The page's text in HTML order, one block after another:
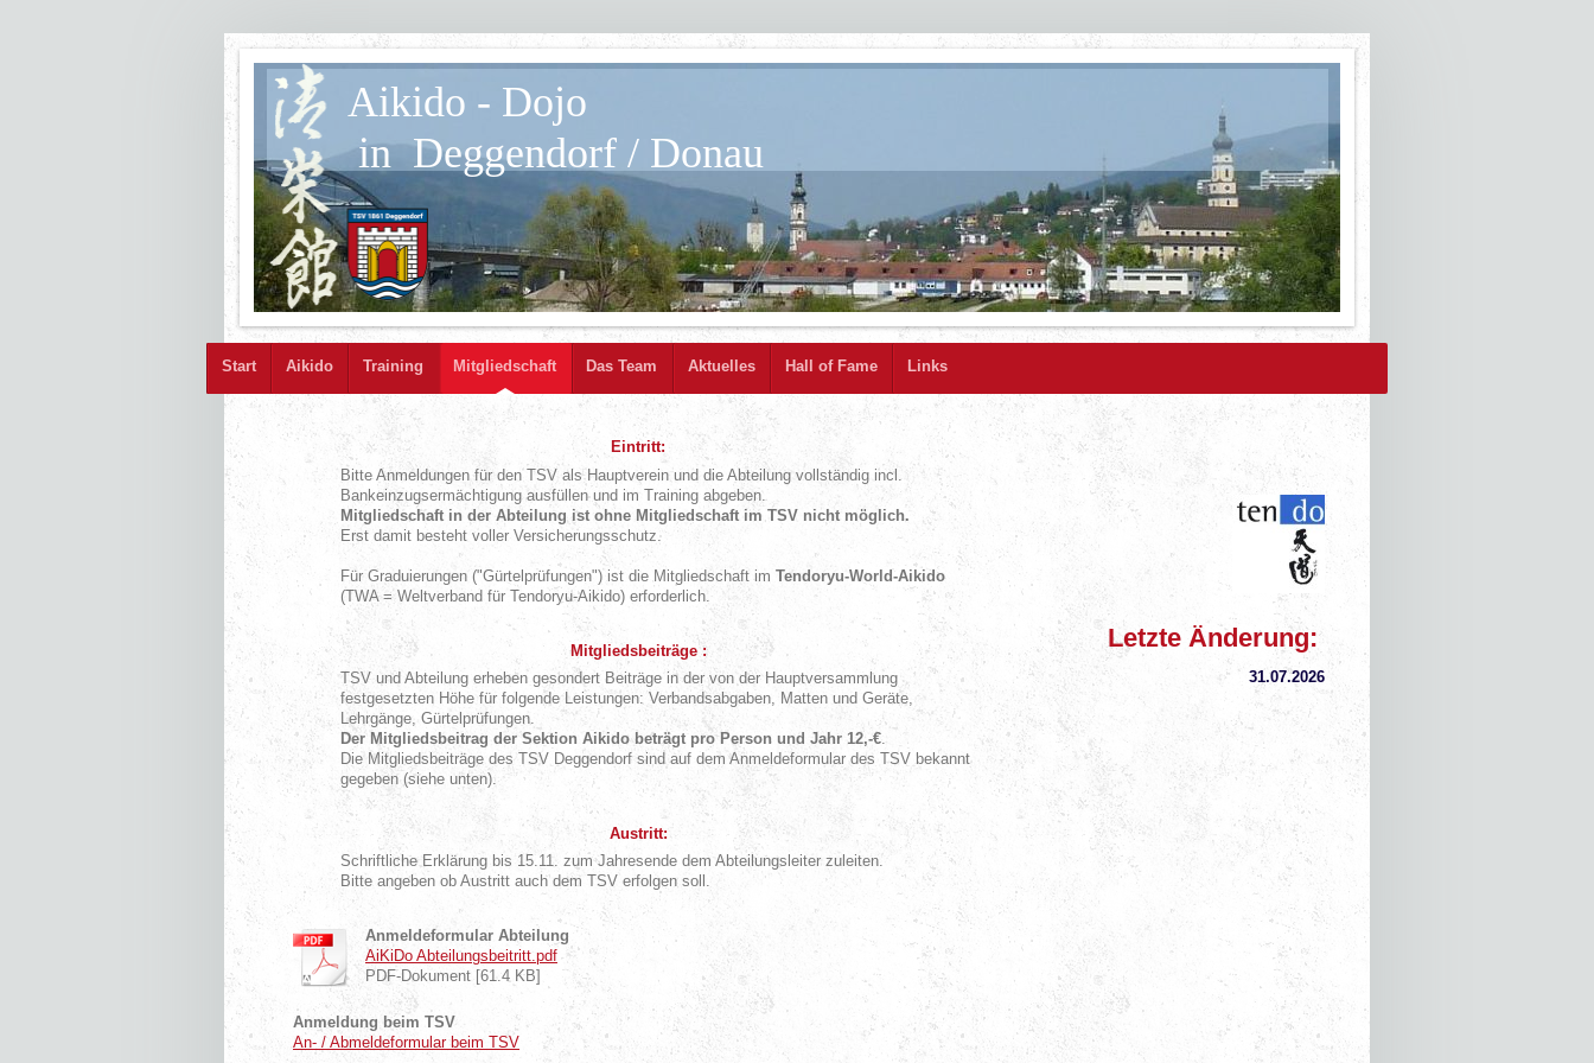
Aikido - Dojo
in Deggendorf / Donau
Start Aikido Training Mitgliedschaft Das Team Aktuelles Hall of Fame Links
Eintritt:
Bitte Anmeldungen für den TSV als Hauptverein und die Abteilung vollständig incl.
Bankeinzugsermächtigung ausfüllen und im Training abgeben.
Mitgliedschaft in der Abteilung ist ohne Mitgliedschaft im TSV nicht möglich.
Erst damit besteht voller Versicherungsschutz.
Für Graduierungen ("Gürtelprüfungen") ist die Mitgliedschaft im Tendoryu-World-Aikido
(TWA = Weltverband für Tendoryu-Aikido) erforderlich.
Mitgliedsbeiträge :
TSV und Abteilung erheben gesondert Beiträge in der von der Hauptversammlung
festgesetzten Höhe für folgende Leistungen: Verbandsabgaben, Matten und Geräte,
Lehrgänge, Gürtelprüfungen.
Der Mitgliedsbeitrag der Sektion Aikido beträgt pro Person und Jahr 12,-€
Die Mitgliedsbeiträge des TSV Deggendorf sind auf dem Anmeldeformular des TSV bekannt
gegeben (siehe unten).
Austritt:
Schriftliche Erklärung bis 15.11. zum Jahresende dem Abteilungsleiter zuleiten.
Bitte angeben ob Austritt auch dem TSV erfolgen soll.
Anmeldeformular Abteilung
AiKiDo Abteilungsbeitritt.pdf
PDF-Dokument [61.4 KB]
Anmeldung beim TSV
An- / Abmeldeformular beim TSV
Letzte Änderung:
31.07.2026